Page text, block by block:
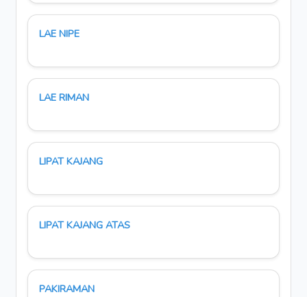
LAE NIPE
LAE RIMAN
LIPAT KAJANG
LIPAT KAJANG ATAS
PAKIRAMAN